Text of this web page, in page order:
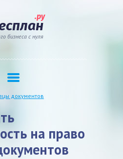
.ру
бизнеса с нуля
документов
на право